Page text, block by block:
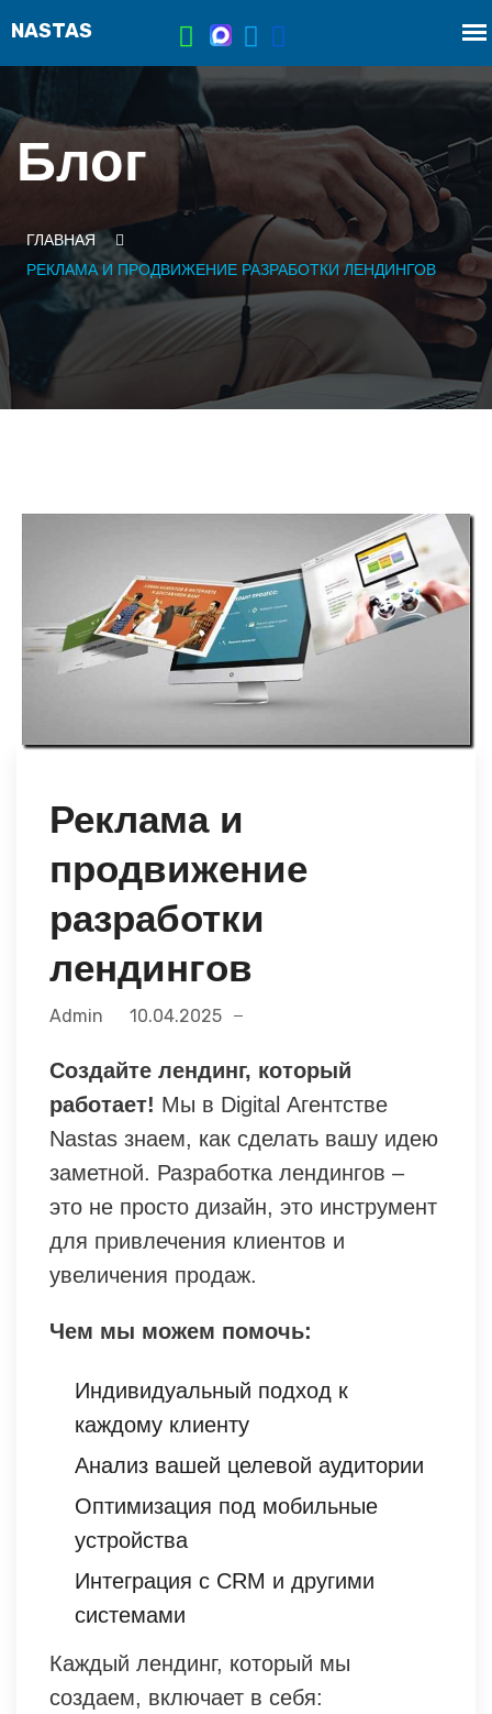
Блог
ГЛАВНАЯ
РЕКЛАМА И ПРОДВИЖЕНИЕ РАЗРАБОТКИ ЛЕНДИНГОВ
Реклама и
продвижение
разработки
лендингов
Admin 10.04.2025
Создайте лендинг, который
работает! Мы в Digital Агентстве
Nastas знаем, как сделать вашу идею
заметной. Разработка лендингов –
это не просто дизайн, это инструмент
для привлечения клиентов и
увеличения продаж.
Чем мы можем помочь:
Индивидуальный подход к
каждому клиенту
Анализ вашей целевой аудитории
Оптимизация под мобильные
устройства
Интеграция с CRM и другими
системами
Каждый лендинг, который мы
создаем, включает в себя: